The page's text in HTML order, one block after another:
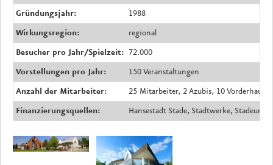
Gründungsjahr:
1988
Wirkungsregion:
regional
Besucher pro Jahr/Spielzeit: 72.000
Vorstellungen pro Jahr:
150 Veranstaltungen
Anzahl der Mitarbeiter:
25 Mitarbeiter, 2 Azubis, 10
Finanzierungsquellen:
Hansestadt Stade, Stadtwerke, Stadeum